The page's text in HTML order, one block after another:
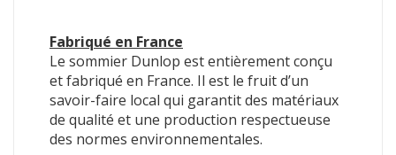
Fabriqué en France
Le sommier Dunlop est entièrement conçu
et fabriqué en France. Il est le fruit d’un
savoir-faire local qui garantit des matériaux
de qualité et une production respectueuse
des normes environnementales.